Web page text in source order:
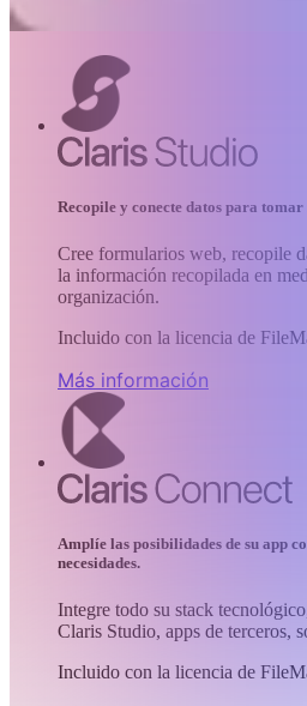
Recopile y conecte datos para tomar
Cree formularios web, recopile
la información recopilada en
organización.
Incluido con la licencia de
Más información
Amplíe las posibilidades de su app
necesidades.
Integre todo su stack
Claris Studio, apps de terceros,
Incluido con la licencia de